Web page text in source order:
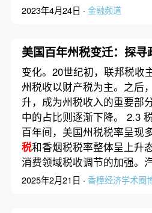
2023年4月24日 · 金融频道
美国百年州税变迁：探寻
变化。20世纪初，联邦税收
州税收以财产税为主。之后，
升，成为州税收入的重要部
中的占比则逐渐下降。 2.3
百年间，美国州税税率呈现
税和香烟税税率整体呈上升
消费领域税收调节的加强
2025年2月21日 · 香樟经济学术圈